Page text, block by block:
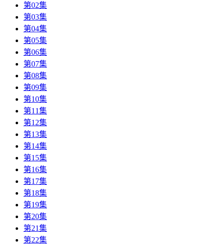
第02集
第03集
第04集
第05集
第06集
第07集
第08集
第09集
第10集
第11集
第12集
第13集
第14集
第15集
第16集
第17集
第18集
第19集
第20集
第21集
第22集